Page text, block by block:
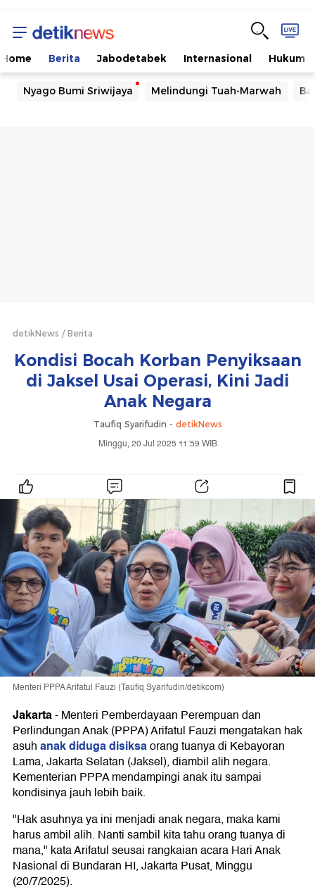
Home Berita Jabodetabek Internasional Hukum
Nyago Bumi Sriwijaya Melindungi Tuah-Marwah
detikNews Berita
Kondisi Bocah Korban Penyiksaan
di Jaksel Usai Operasi, Kini Jadi
Anak Negara
Taufiq Syarifudin - detikNews
Minggu, 20 Jul 2025 11:59 WIB
Menteri PPPA Arifatul Fauzi (Taufiq Syarifudin/detikcom)
Jakarta-Menteri Pemberdayaan Perempuan dan
Perlindungan Anak (PPPA) Arifatul Fauzi mengatakan hak
asuhanak diduga disiksaorang tuanya di Kebayoran
Lama, Jakarta Selatan (Jaksel), diambil alih negara.
Kementerian PPPA mendampingi anak itu sampai
kondisinya jauh lebih baik.
"Hak asuhnya ya ini menjadi anak negara, maka kami
harus ambil alih. Nanti sambil kita tahu orang tuanya di
mana," kata Arifatul seusai rangkaian acara Hari Anak
Nasional di Bundaran HI, Jakarta Pusat, Minggu
(20/7/2025).